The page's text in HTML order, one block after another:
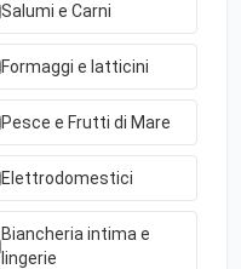
Salumi e Carni
Formaggi e latticini
Pesce e Frutti di Mare
Elettrodomestici
Biancheria intima e
lingerie